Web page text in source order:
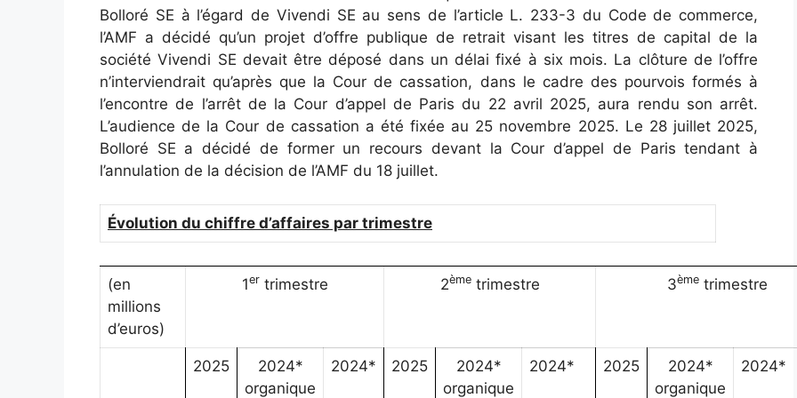
Bolloré SE à l’égard de Vivendi SE au sens de l’article L. 233-3 du Code de commerce,
l’AMF a décidé qu’un projet d’offre publique de retrait visant les titres de capital de la
société Vivendi SE devait être déposé dans un délai fixé à six mois. La clôture de l’offre
n’interviendrait qu’après que la Cour de cassation, dans le cadre des pourvois formés à
l’encontre de l’arrêt de la Cour d’appel de Paris du 22 avril 2025, aura rendu son arrêt.
L’audience de la Cour de cassation a été fixée au 25 novembre 2025. Le 28 juillet 2025,
Bolloré SE a décidé de former un recours devant la Cour d’appel de Paris tendant à
l’annulation de la décision de l’AMF du 18 juillet.
Évolution du chiffre d’affaires par trimestre
(en
millions
d’euros)
1ertrimestre 2èmetrimestre 3èmetrimestre
2025
2024*
organique
2024* 2025
2024*
organique
2024* 2025
2024*
organique